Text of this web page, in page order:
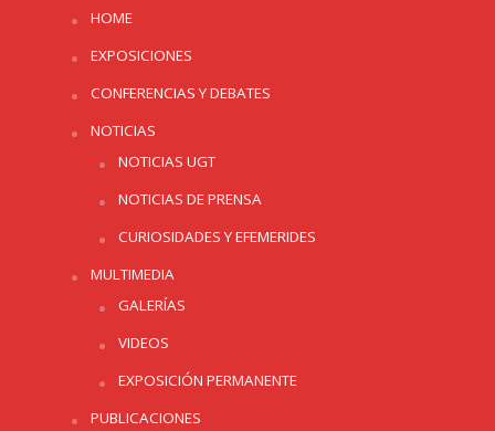
HOME
EXPOSICIONES
CONFERENCIAS Y DEBATES
NOTICIAS
NOTICIAS UGT
NOTICIAS DE PRENSA
CURIOSIDADES Y EFEMERIDES
MULTIMEDIA
GALERÍAS
VIDEOS
EXPOSICIÓN PERMANENTE
PUBLICACIONES